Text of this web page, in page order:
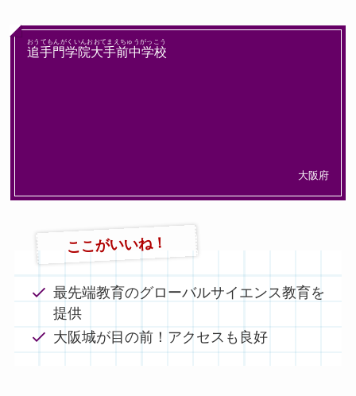
追手門学院大手前中学校
おうてもんがくいんおおてまえちゅうがっこう
大阪府
ここがいいね！
最先端教育のグローバルサイエンス教育を
提供
大阪城が目の前！アクセスも良好